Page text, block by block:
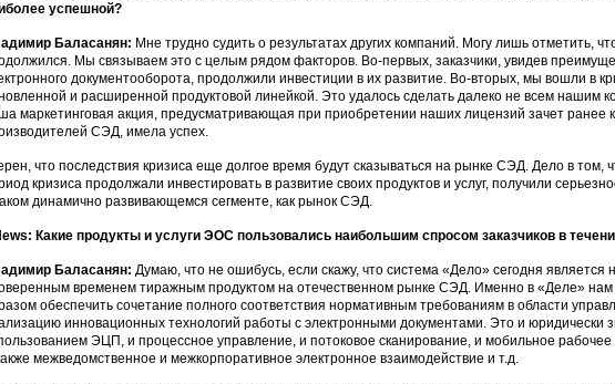
успешной?
Баласанян: Мне трудно судить о результатах других компаний. Могу лишь отметить,
Мы связываем это с целым рядом факторов. Во-первых, заказчики, увидев
документооборота, продолжили инвестиции в их развитие. Во-вторых, мы вошли в
и расширенной продуктовой линейкой. Это удалось сделать далеко не всем нашим
маркетинговая акция, предусматривающая при приобретении наших лицензий зачет ранее
СЭД, имела успех.
что последствия кризиса еще долгое время будут сказываться на рынке СЭД. Дело в том,
кризиса продолжали инвестировать в развитие своих продуктов и услуг, получили
динамично развивающемся сегменте, как рынок СЭД.
Какие продукты и услуги ЭОС пользовались наибольшим спросом заказчиков в
Баласанян: Думаю, что не ошибусь, если скажу, что система «Дело» сегодня
временем тиражным продуктом на отечественном рынке СЭД. Именно в «Деле»
обеспечить сочетание полного соответствия нормативным требованиям в области
инновационных технологий работы с электронными документами. Это и юридически
ЭЦП, и процессное управление, и потоковое сканирование, и мобильное
межведомственное и межкорпоративное электронное взаимодействие и т.д.